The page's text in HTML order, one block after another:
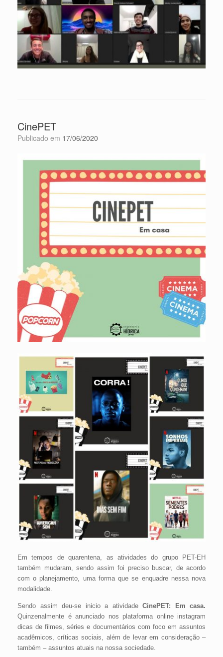
CinePET
Publicado em 17/06/2020
Em tempos de quarentena, as atividades do grupo PET-EH
também mudaram, sendo assim foi preciso buscar, de acordo
com o planejamento, uma forma que se enquadre nessa nova
modalidade.
Sendo assim deu-se inicio a atividade CinePET: Em casa.
Quinzenalmente é anunciado nos plataforma online instagram
dicas de filmes, séries e documentários com foco em assuntos
acadêmicos, críticas sociais, além de levar em consideração –
também – assuntos atuais na nossa sociedade.